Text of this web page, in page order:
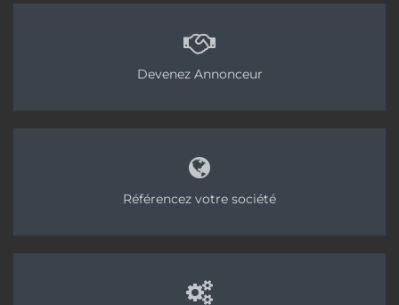
Devenez Annonceur
Référencez votre société